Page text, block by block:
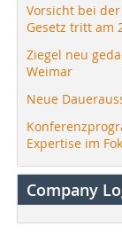
Vorsicht bei
Gesetz tritt am
Ziegel neu
Weimar
Neue
Expertise im
Company